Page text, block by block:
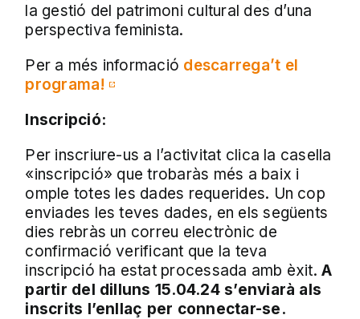
la gestió del patrimoni cultural des d’una
perspectiva feminista.
Per a més informació descarrega’t el
programa!
Inscripció:
Per inscriure-us a l’activitat clica la casella
«inscripció» que trobaràs més a baix i
omple totes les dades requerides. Un cop
enviades les teves dades, en els següents
dies rebràs un correu electrònic de
confirmació verificant que la teva
inscripció ha estat processada amb èxit.A
partir del dilluns 15.04.24 s’enviarà als
inscrits l’enllaç per connectar-se.